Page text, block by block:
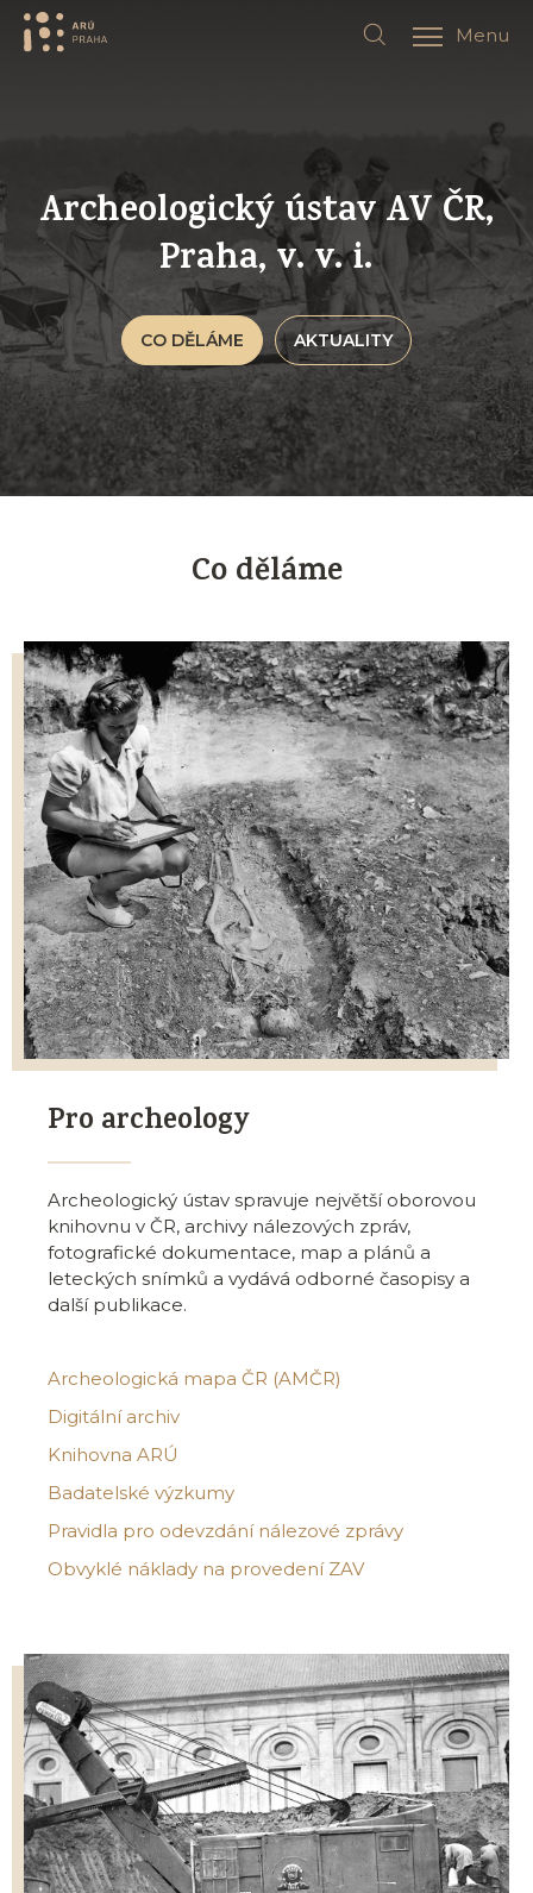
Menu
Archeologický ústav AV ČR,
Praha, v. v. i.
CO DĚLÁME AKTUALITY
Co děláme
Pro archeology
Archeologický ústav spravuje největší oborovou
knihovnu v ČR, archivy nálezových zpráv,
fotografické dokumentace, map a plánů a
leteckých snímků a vydává odborné časopisy a
další publikace.
Archeologická mapa ČR (AMČR)
Digitální archiv
Knihovna ARÚ
Badatelské výzkumy
Pravidla pro odevzdání nálezové zprávy
Obvyklé náklady na provedení ZAV